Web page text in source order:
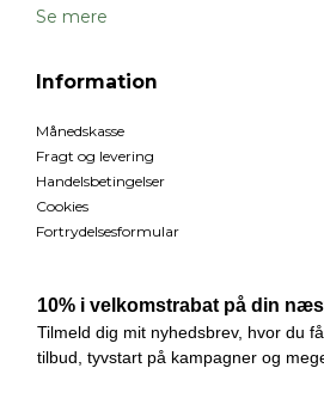
Se mere
Information
Månedskasse
Fragt og levering
Handelsbetingelser
Cookies
Fortrydelsesformular
Nyhedstilmelding